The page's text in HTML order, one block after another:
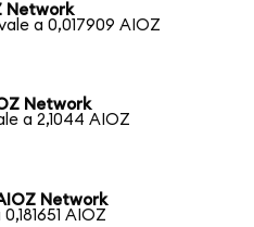
Network
a 0,017909 AIOZ
Network
a 2,1044 AIOZ
Network
AIOZ